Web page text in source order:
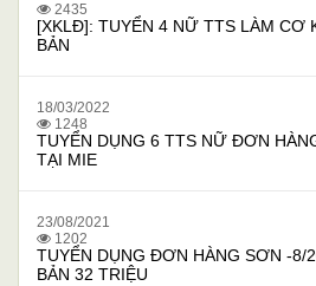
2435
[XKLĐ]: TUYỂN 4 NỮ TTS LÀM CƠ
BẢN
18/03/2022
1248
TUYỂN DỤNG 6 TTS NỮ ĐƠN
TẠI MIE
23/08/2021
1202
TUYỂN DỤNG ĐƠN HÀNG SƠN -8/
BẢN 32 TRIỆU